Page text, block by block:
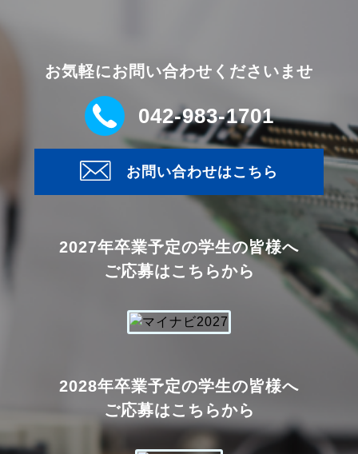
お気軽にお問い合わせくださいませ
042-983-1701
お問い合わせはこちら
2027年卒業予定の学生の皆様へ
ご応募はこちらから
2028年卒業予定の学生の皆様へ
ご応募はこちらから